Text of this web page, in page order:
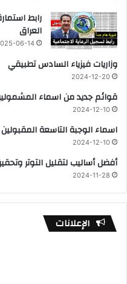
العراق
06-14
وزاريات فيزياء السادس تطبيقي
2024-12-20
قوائم جديد من اسماء المشمولين
2024-12-10
اسماء الوجبة التاسعة المقبولين
2024-12-10
أفضل أساليب لتقليل التوتر
2024-11-28
الإعلانات